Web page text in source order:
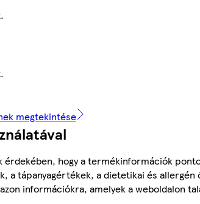
megtekintése
érdekében, hogy a termékinformációk
a tápanyagértékek, a dietetikai és
információkra, amelyek a weboldalon